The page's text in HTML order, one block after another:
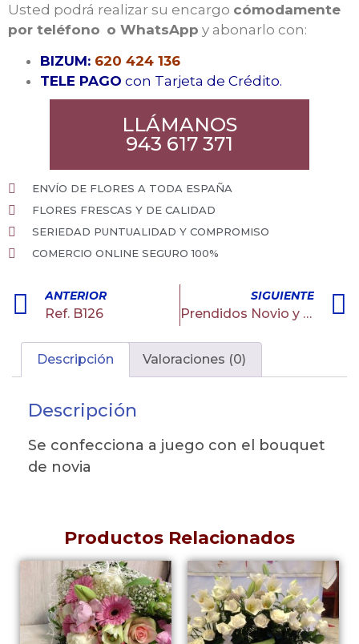
Usted podrá realizar su encargo cómodamente
por teléfono o WhatsApp y abonarlo con:
BIZUM: 620 424 136
TELE PAGO con Tarjeta de Crédito.
LLÁMANOS
943 617 371
ENVÍO DE FLORES A TODA ESPAÑA
FLORES FRESCAS Y DE CALIDAD
SERIEDAD PUNTUALIDAD Y COMPROMISO
COMERCIO ONLINE SEGURO 100%
ANTERIOR
Ref. B126
SIGUIENTE
Prendidos Novio y Padrino
Descripción Valoraciones (0)
Descripción
Se confecciona a juego con el bouquet
de novia
Productos Relacionados